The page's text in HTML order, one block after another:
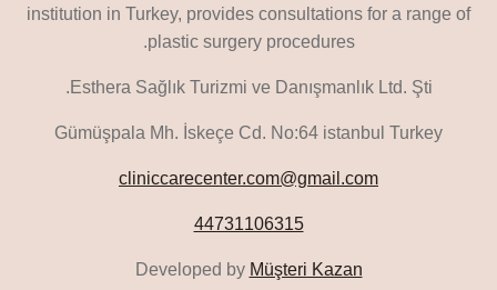
institution in Turkey, provides consultations for a range of
plastic surgery procedures.
Esthera Sağlık Turizmi ve Danışmanlık Ltd. Şti.
Gümüşpala Mh. İskeçe Cd. No:64 istanbul Turkey
cliniccarecenter.com@gmail.com
44731106315
Developed by Müşteri Kazan